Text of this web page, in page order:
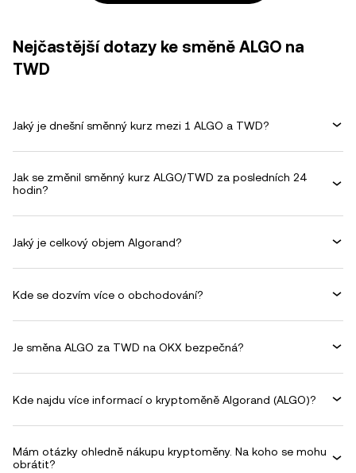
Nejčastější dotazy ke směně ALGO na
TWD
Jaký je dnešní směnný kurz mezi 1 ALGO a TWD?
Jak se změnil směnný kurz ALGO/TWD za posledních 24
hodin?
Jaký je celkový objem Algorand?
Kde se dozvím více o obchodování?
Je směna ALGO za TWD na OKX bezpečná?
Kde najdu více informací o kryptoměně Algorand (ALGO)?
Mám otázky ohledně nákupu kryptoměny. Na koho se mohu
obrátit?